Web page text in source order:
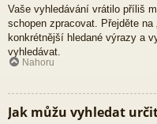
Vaše vyhledávání vrátilo příliš
schopen zpracovat. Přejděte na
konkrétnější hledané výrazy a
vyhledávat.
Nahoru
Jak můžu vyhledat